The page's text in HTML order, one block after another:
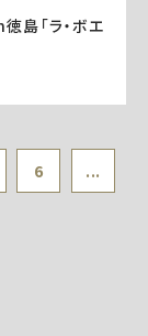
島「ラ・ボエ
6 ...